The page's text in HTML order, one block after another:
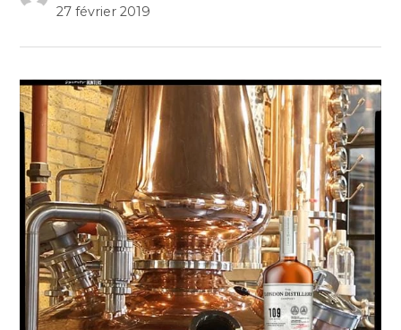
27 février 2019